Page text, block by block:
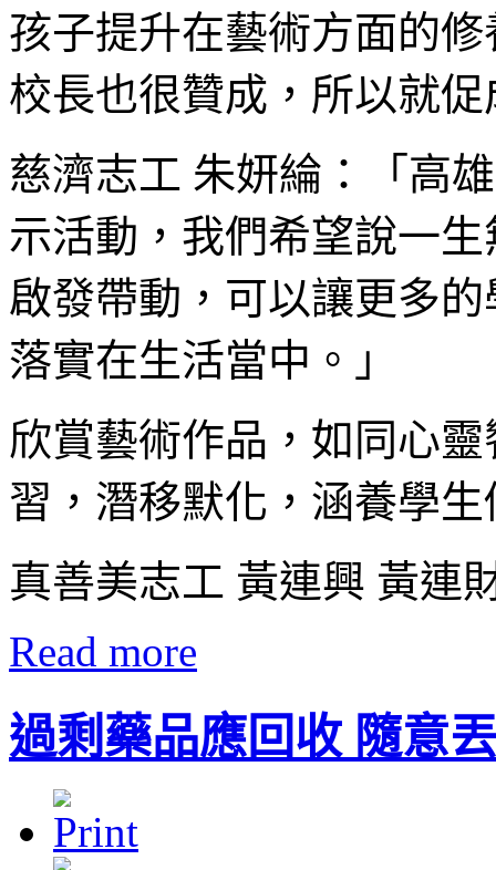
孩子提升在藝術方面的
校長也很贊成，所以就
慈濟志工 朱妍綸：「高
示活動，我們希望說一
啟發帶動，可以讓更多
落實在生活當中。」
欣賞藝術作品，如同心
習，潛移默化，涵養學
真善美志工 黃連興 黃連
Read more
過剩藥品應回收 隨意